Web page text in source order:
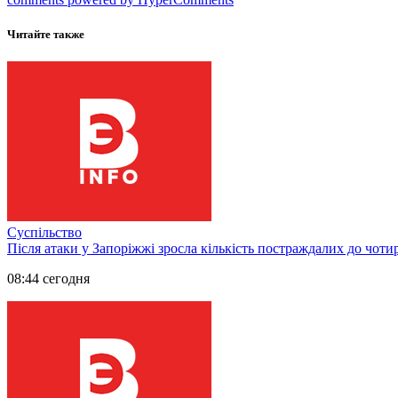
Читайте также
Суспільство
Після атаки у Запоріжжі зросла кількість постраждалих до
08:44 сегодня